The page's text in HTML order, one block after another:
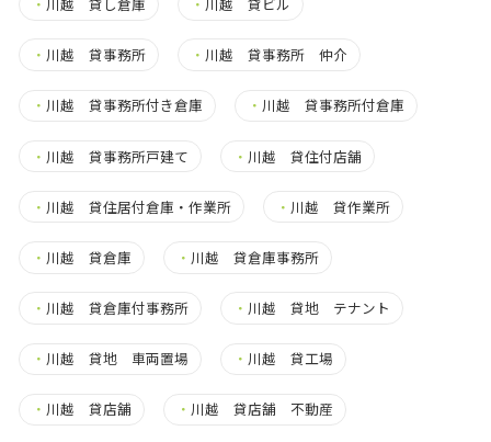
・ 川越 貸事務所 ・ 川越 貸事務所 仲介
・ 川越 貸事務所付き倉庫 ・ 川越 貸事務所付倉庫
・ 川越 貸事務所戸建て ・ 川越 貸住付店舗
・ 川越 貸住居付倉庫・作業所 ・ 川越 貸作業所
・ 川越 貸倉庫 ・ 川越 貸倉庫事務所
・ 川越 貸倉庫付事務所 ・ 川越 貸地 テナント
・ 川越 貸地 車両置場 ・ 川越 貸工場
・ 川越 貸店舗 ・ 川越 貸店舗 不動産